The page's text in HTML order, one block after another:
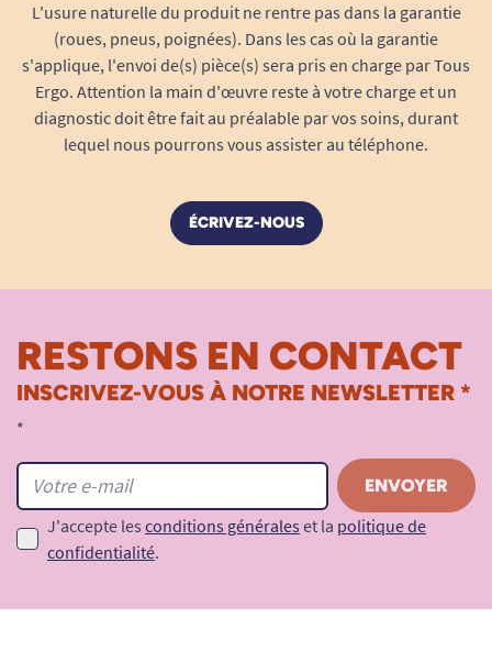
L'usure naturelle du produit ne rentre pas dans la garantie
(roues, pneus, poignées). Dans les cas où la garantie
s'applique, l'envoi de(s) pièce(s) sera pris en charge par Tous
Ergo. Attention la main d'œuvre reste à votre charge et un
diagnostic doit être fait au préalable par vos soins, durant
lequel nous pourrons vous assister au téléphone.
ÉCRIVEZ-NOUS
RESTONS EN CONTACT
INSCRIVEZ-VOUS À NOTRE NEWSLETTER *
*
J'accepte les conditions générales et la politique de
confidentialité.